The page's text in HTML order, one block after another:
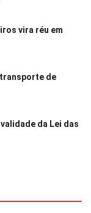
vira réu em
de
da Lei das